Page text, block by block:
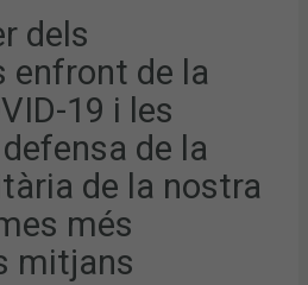
dels
enfront de la
19 i les
de la
de la nostra
més
mitjans